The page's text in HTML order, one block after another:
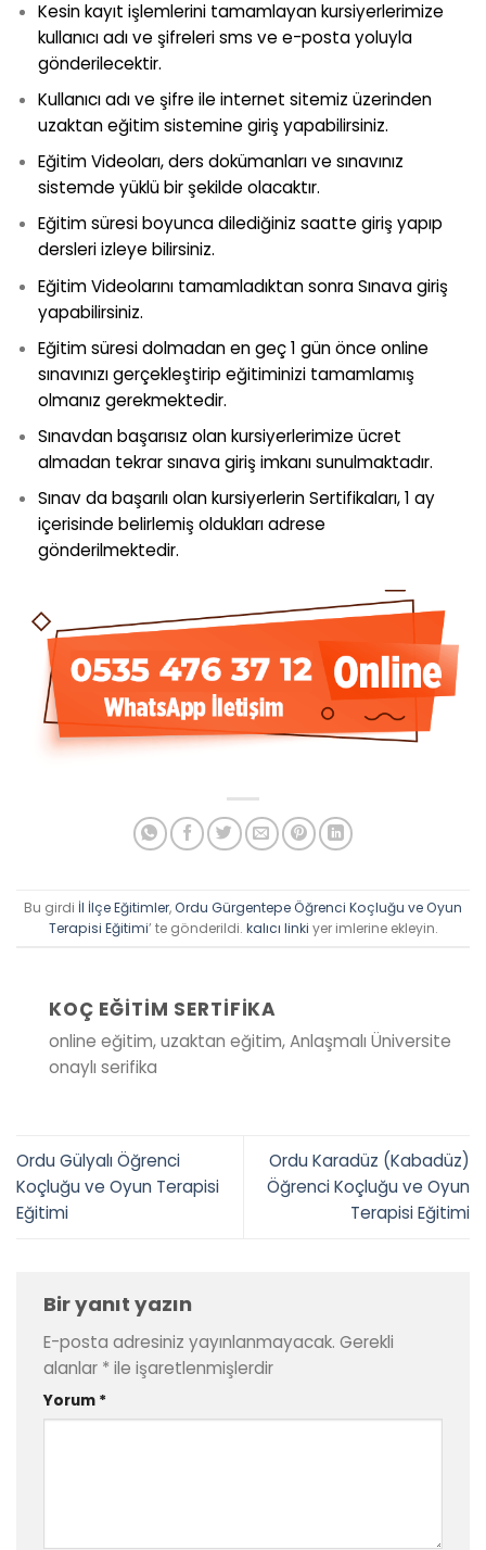
Kesin kayıt işlemlerini tamamlayan kursiyerlerimize
kullanıcı adı ve şifreleri sms ve e-posta yoluyla
gönderilecektir.
Kullanıcı adı ve şifre ile internet sitemiz üzerinden
uzaktan eğitim sistemine giriş yapabilirsiniz.
Eğitim Videoları, ders dokümanları ve sınavınız
sistemde yüklü bir şekilde olacaktır.
Eğitim süresi boyunca dilediğiniz saatte giriş yapıp
dersleri izleye bilirsiniz.
Eğitim Videolarını tamamladıktan sonra Sınava giriş
yapabilirsiniz.
Eğitim süresi dolmadan en geç 1 gün önce online
sınavınızı gerçekleştirip eğitiminizi tamamlamış
olmanız gerekmektedir.
Sınavdan başarısız olan kursiyerlerimize ücret
almadan tekrar sınava giriş imkanı sunulmaktadır.
Sınav da başarılı olan kursiyerlerin Sertifikaları, 1 ay
içerisinde belirlemiş oldukları adrese
gönderilmektedir.
Bu girdi İl İlçe Eğitimler,Ordu Gürgentepe Öğrenci Koçluğu ve Oyun
Terapisi Eğitimi’ te gönderildi. kalıcı linki yer imlerine ekleyin.
KOÇ EĞITIM SERTIFIKA
online eğitim, uzaktan eğitim, Anlaşmalı Üniversite
onaylı serifika
Ordu Gülyalı Öğrenci
Koçluğu ve Oyun Terapisi
Eğitimi
Ordu Karadüz (Kabadüz)
Öğrenci Koçluğu ve Oyun
Terapisi Eğitimi
Bir yanıt yazın
E-posta adresiniz yayınlanmayacak. Gerekli
alanlar * ile işaretlenmişlerdir
Yorum *